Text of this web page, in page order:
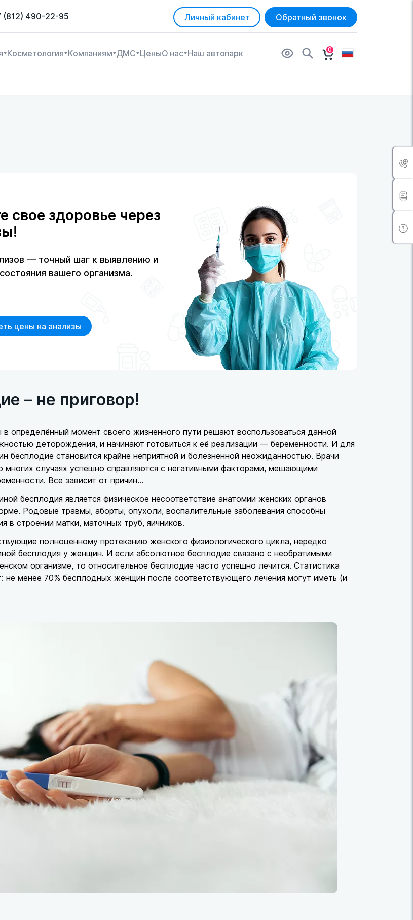
(812) 490-22-95 Личный кабинет Обратный звонок
Косметология Компаниям ДМС ЦеныО нас Наш автопарк
0
свое здоровье через
— точный шаг к выявлению и
вашего организма.
цены на анализы
– не приговор!
определённый момент своего жизненного пути решают воспользоваться данной
деторождения, и начинают готовиться к её реализации — беременности. И для
бесплодие становится крайне неприятной и болезненной неожиданностью. Врачи
многих случаях успешно справляются с негативными факторами, мешающими
Все зависит от причин...
бесплодия является физическое несоответствие анатомии женских органов
Родовые травмы, аборты, опухоли, воспалительные заболевания способны
в строении матки, маточных труб, яичников.
полноценному протеканию женского физиологического цикла, нередко
бесплодия у женщин. И если абсолютное бесплодие связано с необратимыми
организме, то относительное бесплодие часто успешно лечится. Статистика
не менее 70% бесплодных женщин после соответствующего лечения могут иметь (и